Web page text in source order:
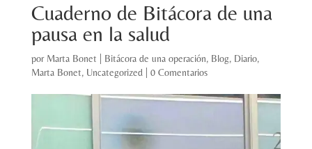
Cuaderno de Bitácora de una
pausa en la salud
por Marta Bonet Bitácora de una operación, Blog, Diario,
Marta Bonet, Uncategorized 0 Comentarios